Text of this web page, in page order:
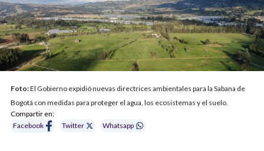
Foto:El Gobierno expidió nuevas directrices ambientales para la Sabana de
Bogotá con medidas para proteger el agua, los ecosistemas y el suelo.
Compartir en:
Facebook
Twitter Whatsapp